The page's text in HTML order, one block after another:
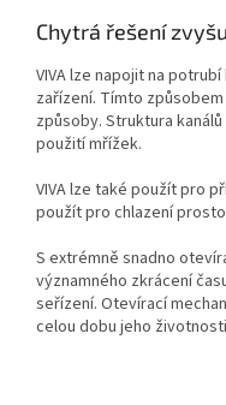
Chytrá řešení
VIVA lze napojit na
zařízení. Tímto
způsoby. Struktura
použití mřížek.
VIVA lze také použít pro
použít pro chlazení
S extrémně snadno
významného zkrácení
seřízení. Otevírací
celou dobu jeho